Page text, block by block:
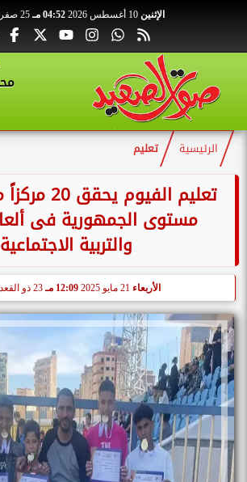
الإثنين 10 أغسطس 2026 04:52 مـ 25 صفر 1448
الرئيسية تعليم
تعليم
مستوى الجمهورية فى
والتربية الاجتماعية
الأربعاء 12:09 مـ 23 ذو القعدة 1446